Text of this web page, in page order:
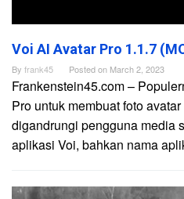
Voi AI Avatar Pro 1.1.7
By frank45 Posted on March 2, 2023
Frankenstein45.com –
Pro untuk membuat foto
digandrungi pengguna media
aplikasi Voi, bahkan nama